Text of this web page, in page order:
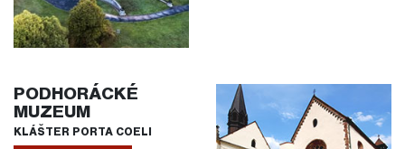
PODHORÁCKÉ
MUZEUM
KLÁŠTER PORTA COELI